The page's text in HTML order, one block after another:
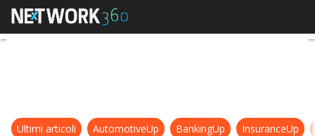
Paola Pietrafesa, AD Allianz Bank
Ultimi articoli AutomotiveUp BankingUp InsuranceUp